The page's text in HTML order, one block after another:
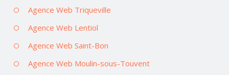
Agence Web Triqueville
Agence Web Lentiol
Agence Web Saint-Bon
Agence Web Moulin-sous-Touvent